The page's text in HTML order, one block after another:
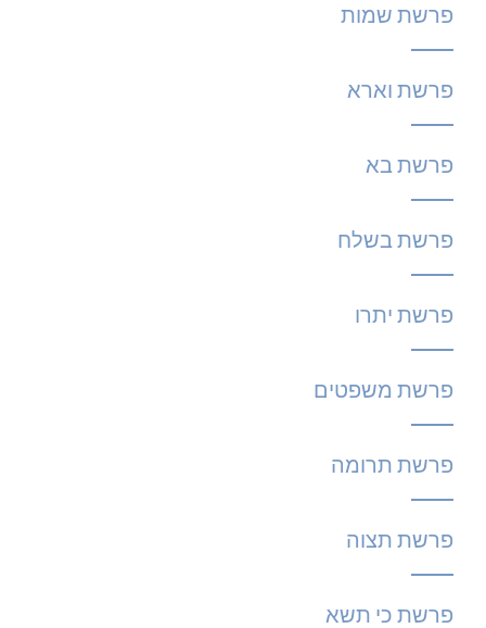
פרשת שמות
פרשת וארא
פרשת בא
פרשת בשלח
פרשת יתרו
פרשת משפטים
פרשת תרומה
פרשת תצוה
פרשת כי תשא